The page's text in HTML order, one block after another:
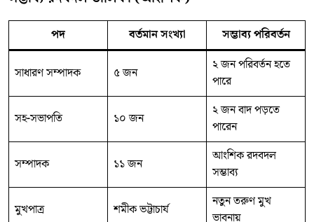
পদ বর্তমান সংখ্যা সম্ভাব্য পরিবর্তন
সাধারণ সম্পাদক ৫ জন
২ জন পরিবর্তন হতে
পারে
সহ-সভাপতি ১০ জন
২ জন বাদ পড়তে
পারেন
সম্পাদক ১১ জন
আংশিক রদবদল
সম্ভাব্য
মুখপাত্র শমীক ভট্টাচার্য
নতুন তরুণ মুখ
ভাবনায়